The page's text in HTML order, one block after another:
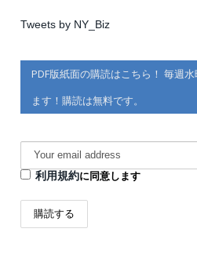
Tweets by NY_Biz
PDF版紙面の購読はこちら！ 毎週
ます！購読は無料です。
利用規約に同意します